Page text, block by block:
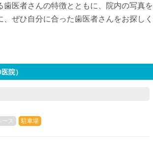
医者さんの特徴とともに、院内の写真を
ぜひ自分に合った歯医者さんをお探しく
医院）
ース 駐車場